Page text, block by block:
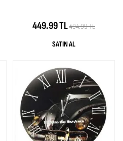
449.99 TL494.99 TL